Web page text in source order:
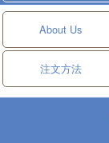
About Us
注文方法